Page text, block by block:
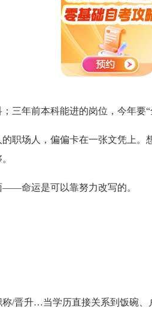
三年前本科能进的岗位，今年要“
职场人，偏偏卡在一张文凭上。
命运是可以靠努力改写的。
/晋升…当学历直接关系到饭碗、